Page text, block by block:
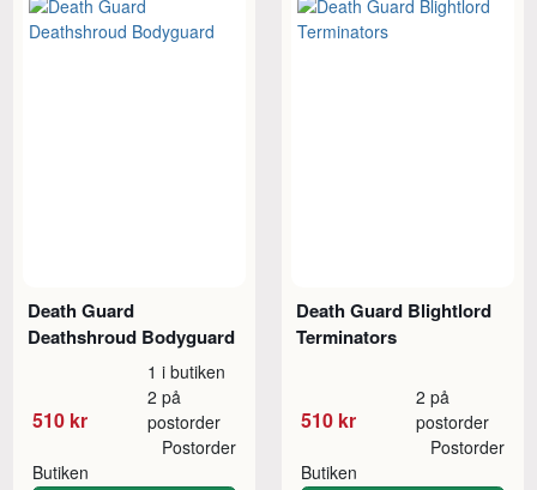
Death Guard
Deathshroud Bodyguard
510 kr
1 i butiken
2 på
postorder
Butiken
Postorder
Death Guard Blightlord
Terminators
510 kr
2 på
postorder
Butiken
Postorder